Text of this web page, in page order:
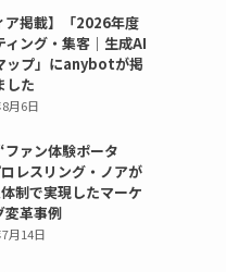
ア掲載】「2026年度
ィング・集客｜生成AI
ップ」にanybotが掲
した
月6日
ファン体験ポータ
レスリング・ノアが
制で実現したマーケ
変革事例
月14日